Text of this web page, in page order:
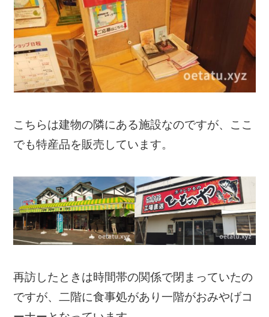
こちらは建物の隣にある施設なのですが、ここ
でも特産品を販売しています。
再訪したときは時間帯の関係で閉まっていたの
ですが、二階に食事処があり一階がおみやげコ